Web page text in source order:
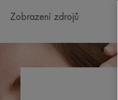
Zobrazení zdrojů